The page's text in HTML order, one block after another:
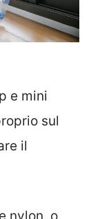
e mini
sul
il
nylon, o